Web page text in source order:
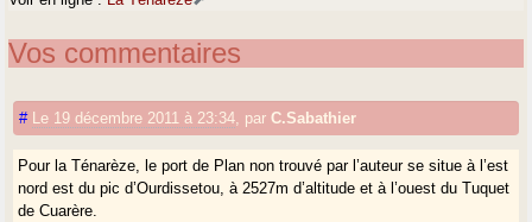
Vos commentaires
# Le 19 décembre 2011 à 23:34 parC.Sabathier
Pour la Ténarèze, le port de Plan non trouvé par l’auteur se situe à l’est
nord est du pic d’Ourdissetou, à 2527m d’altitude et à l’ouest du Tuquet
de Cuarère.